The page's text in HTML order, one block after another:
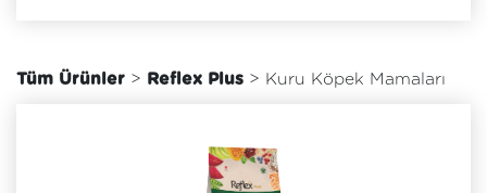
Tüm Ürünler > Reflex Plus > Kuru Köpek Mamaları